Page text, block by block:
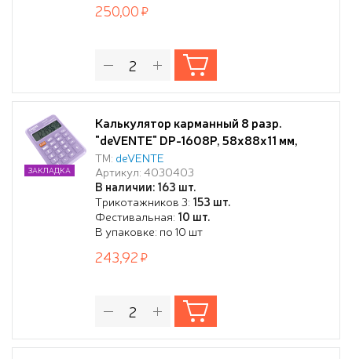
250,00
Калькулятор карманный 8 разр.
"deVENTE" DP-1608P, 58x88x11 мм,
автоматическое вычисление
квадратного корня, процентов, работа
с памятью, сиреневый, в картонной
коробке
ТМ: deVENTE
Артикул: 4030403
В наличии: 163 шт.
Трикотажников 3: 153 шт.
Фестивальная: 10 шт.
В упаковке: по 10 шт
ЗАКЛАДКА
243,92